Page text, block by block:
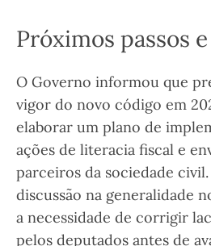
Próximos passos
O Governo informou que
vigor do novo código em
elaborar um plano de
ações de literacia fiscal e
parceiros da sociedade
discussão na generalidade
a necessidade de corrigir
pelos deputados antes de